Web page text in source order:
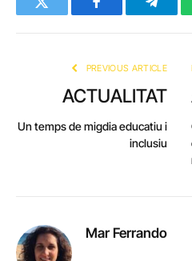
Twitter Facebook
PREVIOUS ARTICLE
ACTUALITAT
Un temps de migdia educatiu i
inclusiu
Mar Ferrando